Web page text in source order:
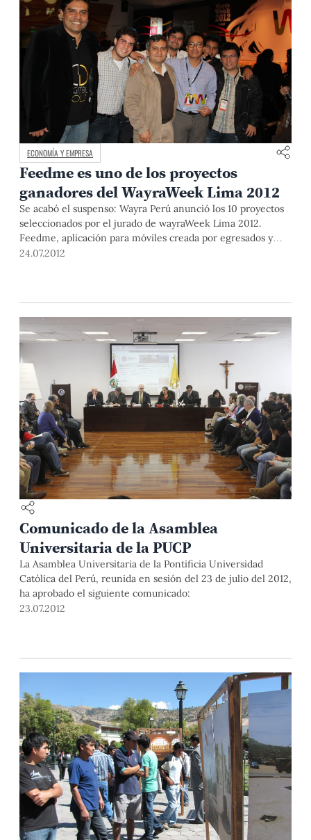
ECONOMÍA Y EMPRESA
Feedme es uno de los proyectos
ganadores del WayraWeek Lima 2012
Se acabó el suspenso: Wayra Perú anunció los 10 proyectos
seleccionados por el jurado de wayraWeek Lima 2012.
Feedme, aplicación para móviles creada por egresados y
estudiantes de Ingeniería de la PUCP, fue una de las
24.07.2012
Comunicado de la Asamblea
Universitaria de la PUCP
La Asamblea Universitaria de la Pontificia Universidad
Católica del Perú, reunida en sesión del 23 de julio del 2012,
ha aprobado el siguiente comunicado:
23.07.2012